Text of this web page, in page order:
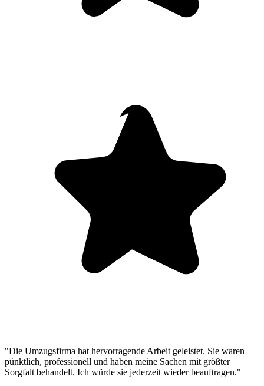
"Die Umzugsfirma hat hervorragende Arbeit geleistet. Sie waren
pünktlich, professionell und haben meine Sachen mit größter
Sorgfalt behandelt. Ich würde sie jederzeit wieder beauftragen."